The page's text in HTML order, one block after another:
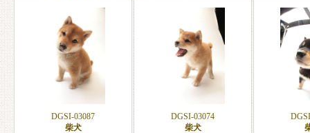
DGSI-03087
柴犬
DGSI-03074
柴犬